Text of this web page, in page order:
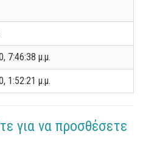
7:46:38 μ.μ.
1:52:21 μ.μ.
για να προσθέσετε